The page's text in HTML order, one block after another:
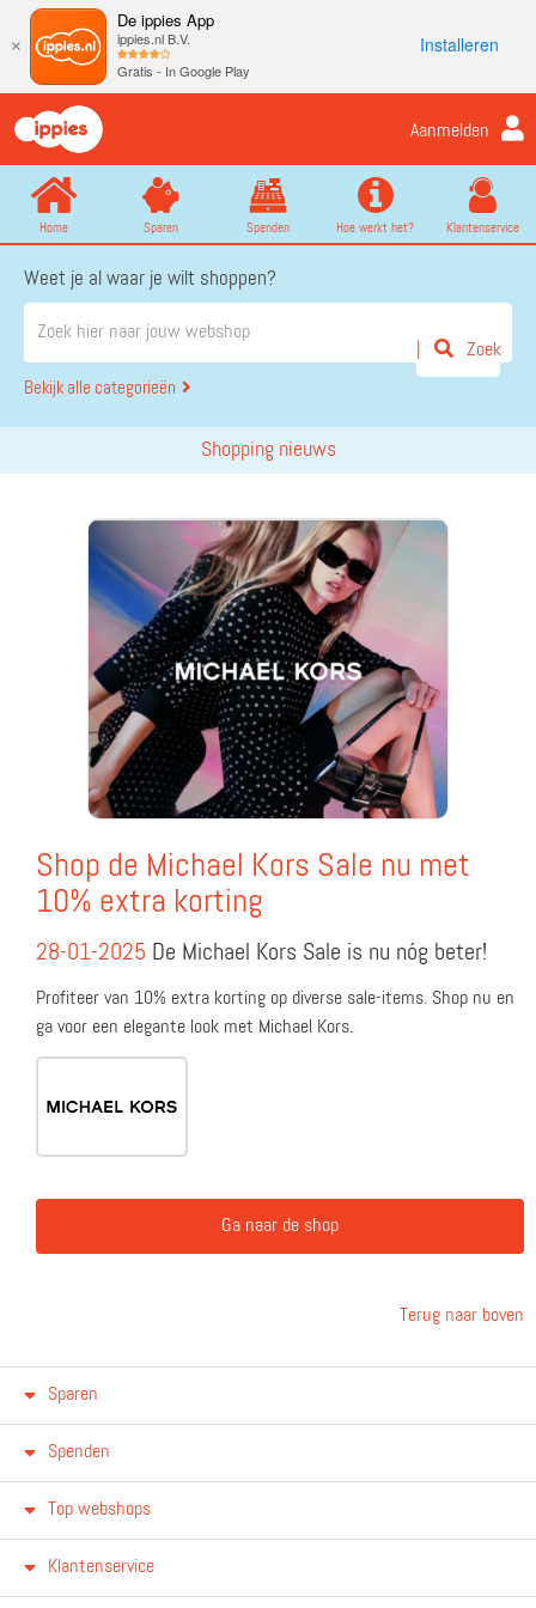
×
De ippies App
ippies.nl B.V.
Gratis - In Google Play
Installeren
Aanmelden
Home Sparen Spenden Hoe werkt het? Klantenservice
Weet je al waar je wilt shoppen?
Bekijk alle categorieën
Zoek
Shopping nieuws
Shop de Michael Kors Sale nu met
10% extra korting
28-01-2025 De Michael Kors Sale is nu nóg beter!
Profiteer van 10% extra korting op diverse sale-items. Shop nu en
ga voor een elegante look met Michael Kors.
Ga naar de shop
Terug naar boven
Sparen
Spenden
Top webshops
Klantenservice